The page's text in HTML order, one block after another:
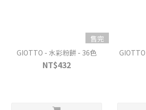
售完
GIOTTO - 水彩粉餅 - 36色
NT$432